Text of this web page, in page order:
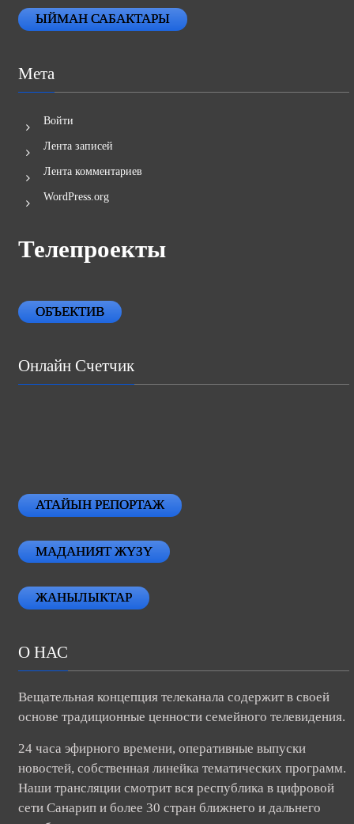
ЫЙМАН САБАКТАРЫ
Мета
Войти
Лента записей
Лента комментариев
WordPress.org
Телепроекты
ОБЪЕКТИВ
Онлайн Счетчик
АТАЙЫН РЕПОРТАЖ
МАДАНИЯТ ЖҮЗҮ
ЖАНЫЛЫКТАР
О НАС
Вещательная концепция телеканала содержит в своей
основе традиционные ценности семейного телевидения.
24 часа эфирного времени, оперативные выпуски
новостей, собственная линейка тематических программ.
Наши трансляции смотрит вся республика в цифровой
сети Санарип и более 30 стран ближнего и дальнего